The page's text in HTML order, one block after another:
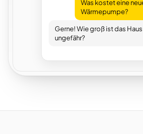
Was kostet eine
Wärmepumpe?
Gerne! Wie groß ist das Haus
ungefähr?